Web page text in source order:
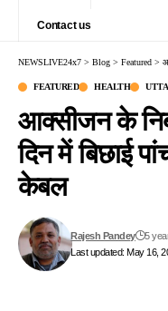
Contact us
NEWSLIVE24x7 > Blog > Featured >
FEATURED HEALTH
आक्सीजन के
दिन में बिछाई
केबल
Last updated: May 16,
Rajesh Pandey 5